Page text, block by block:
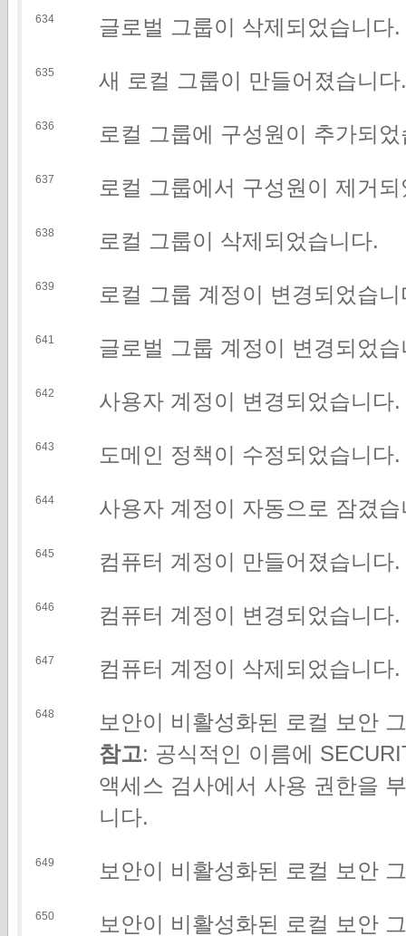
634 글로벌 그룹이 삭제되었습니다.
635 새 로컬 그룹이 만들어졌습니다.
636 로컬 그룹에 구성원이 추가되
637 로컬 그룹에서 구성원이 제거
638 로컬 그룹이 삭제되었습니다.
639 로컬 그룹 계정이 변경되었습니
641 글로벌 그룹 계정이 변경되었
642 사용자 계정이 변경되었습니다.
643 도메인 정책이 수정되었습니다.
644 사용자 계정이 자동으로 잠겼
645 컴퓨터 계정이 만들어졌습니다.
646 컴퓨터 계정이 변경되었습니다.
647 컴퓨터 계정이 삭제되었습니다.
648
보안이 비활성화된 로컬 보안
참고: 공식적인 이름에
액세스 검사에서 사용 권한을
니다.
649 보안이 비활성화된 로컬 보안
650 보안이 비활성화된 로컬 보안